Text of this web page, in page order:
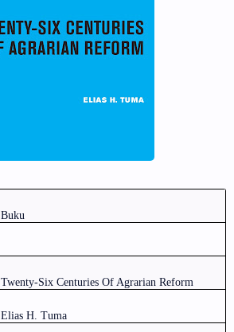
Buku
Twenty-Six Centuries Of Agrarian Reform
Elias H. Tuma